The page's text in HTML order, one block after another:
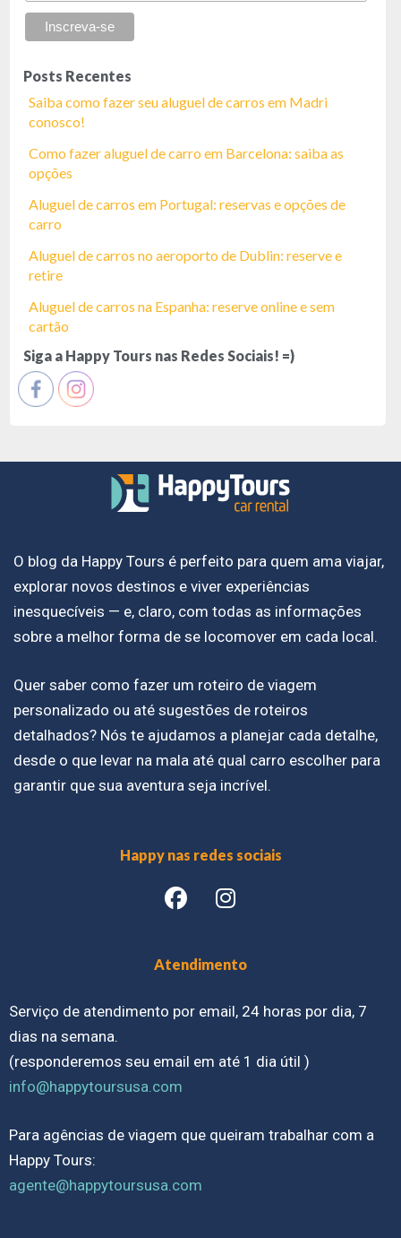
Posts Recentes
Saiba como fazer seu aluguel de carros em Madri
conosco!
Como fazer aluguel de carro em Barcelona: saiba as
opções
Aluguel de carros em Portugal: reservas e opções de
carro
Aluguel de carros no aeroporto de Dublin: reserve e
retire
Aluguel de carros na Espanha: reserve online e sem
cartão
Siga a Happy Tours nas Redes Sociais! =)
O blog da Happy Tours é perfeito para quem ama viajar,
explorar novos destinos e viver experiências
inesquecíveis — e, claro, com todas as informações
sobre a melhor forma de se locomover em cada local.
Quer saber como fazer um roteiro de viagem
personalizado ou até sugestões de roteiros
detalhados? Nós te ajudamos a planejar cada detalhe,
desde o que levar na mala até qual carro escolher para
garantir que sua aventura seja incrível.
Happy nas redes sociais
Atendimento
Serviço de atendimento por email, 24 horas por dia, 7
dias na semana.
(responderemos seu email em até 1 dia útil )
info@happytoursusa.com
Para agências de viagem que queiram trabalhar com a
Happy Tours:
agente@happytoursusa.com